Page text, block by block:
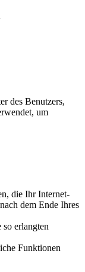
des Benutzers,
um
die Ihr Internet-
dem Ende Ihres
erlangten
Funktionen